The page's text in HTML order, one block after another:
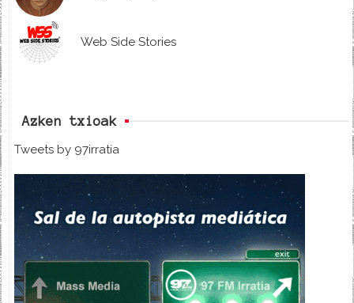
Web Side Stories
Azken txioak
Tweets by 97irratia